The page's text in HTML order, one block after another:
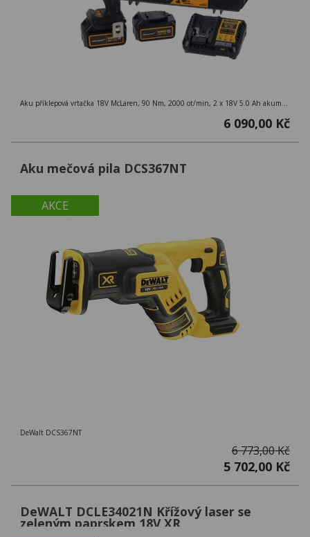
Aku příklepová vrtačka 18V McLaren, 90 Nm, 2000 ot/min, 2 x 18V 5.0 Ah akumulátory, nabíječka, kufr TSTAK
6 090,00 Kč
AKCE
Aku mečová pila DCS367NT
DeWalt DCS367NT
6 773,00 Kč
5 702,00 Kč
DeWALT DCLE34021N Křížový laser se
zeleným paprskem 18V XR